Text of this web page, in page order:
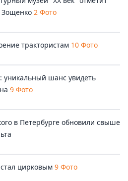
2 Фото
трактористам 10 Фото
уникальный шанс увидеть
9 Фото
в Петербурге обновили свыше
цирковым 9 Фото